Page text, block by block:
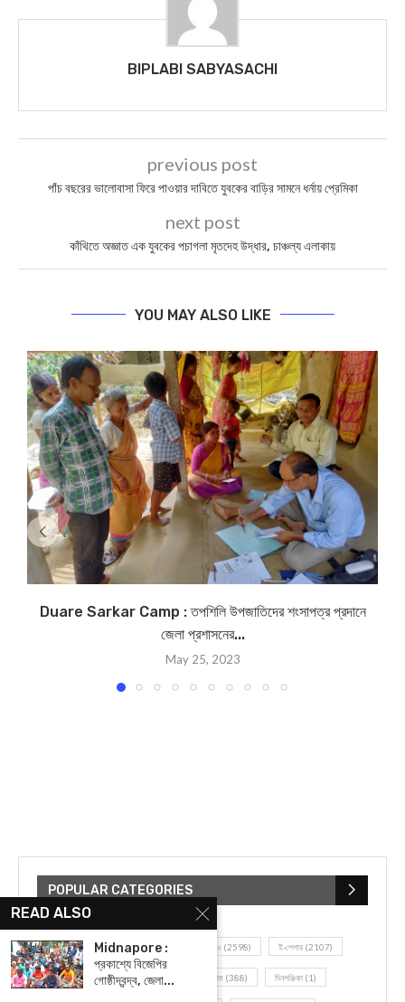
BIPLABI SABYASACHI
previous post
পাঁচ বছরের ভালোবাসা ফিরে পাওয়ার দাবিতে যুবকের বাড়ির সামনে ধর্নায় প্রেমিকা
next post
কাঁথিতে অজ্ঞাত এক যুবকের পচাগলা মৃতদেহ উদ্ধার, চাঞ্চল্য এলাকায়
YOU MAY ALSO LIKE
Duare Sarkar Camp : তপশিলি উপজাতিদের শংসাপত্র প্রদানে
জেলা প্রশাসনের...
May 25, 2023
POPULAR CATEGORIES
UNCATEGORIZED(107) আজকের সেরা ১০ (2598) ই-পেপার (2107)
খেলাধূলো(5) জেলার খবর(602) ঝাড়গ্রাম (388) দিনপঞ্জিকা (1)
READ ALSO
Midnapore :
প্রকাশ্যে বিজেপির
গোষ্ঠীদ্বন্দ্ব, জেলা...